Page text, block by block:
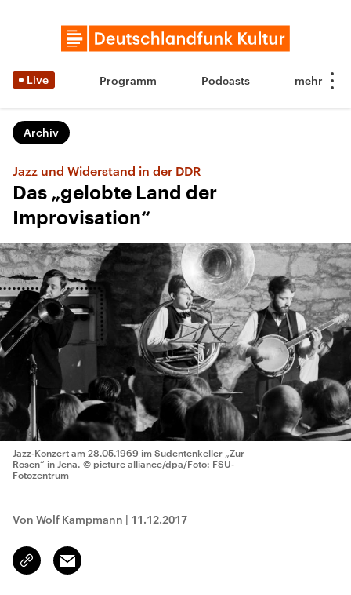
Live Programm Podcasts
Archiv
Jazz und Widerstand in der DDR
Das „gelobte Land der
Improvisation“
Jazz-Konzert am 28.05.1969 im Sudentenkeller „Zur
Rosen“ in Jena. © picture alliance/dpa/Foto: FSU-
Fotozentrum
Von Wolf Kampmann | 11.12.2017
Link
kopieren/teilen
Email